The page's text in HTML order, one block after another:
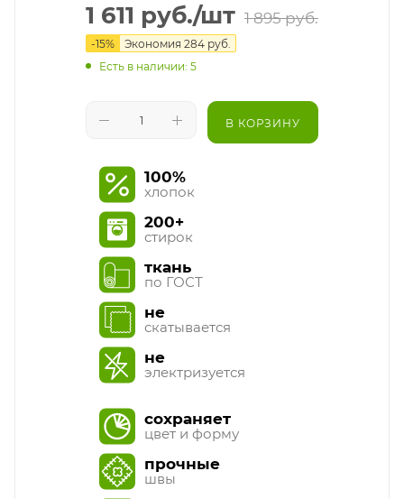
1 611 руб./шт 1 895руб.
-15% Экономия 284 руб.
Есть в наличии: 5
В КОРЗИНУ
100%
хлопок
200+
стирок
ткань
по ГОСТ
не
скатывается
не
электризуется
сохраняет
цвет и форму
прочные
швы